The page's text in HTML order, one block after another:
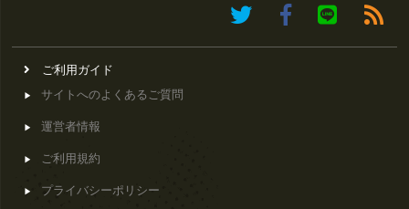
ご利用ガイド
サイトへのよくあるご質問
運営者情報
ご利用規約
プライバシーポリシー